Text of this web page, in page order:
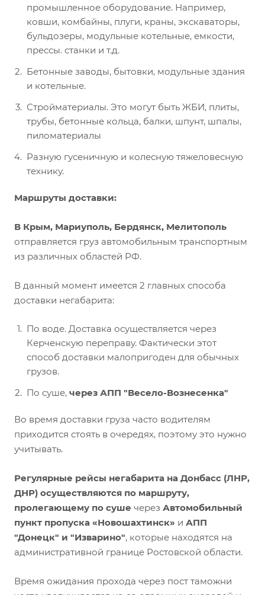
промышленное оборудование. Например,
ковши, комбайны, плуги, краны, экскаваторы,
бульдозеры, модульные котельные, емкости,
прессы. станки и т.д.
Бетонные заводы, бытовки, модульные здания
и котельные.
Стройматериалы. Это могут быть ЖБИ, плиты,
трубы, бетонные кольца, балки, шпунт, шпалы,
пиломатериалы
Разную гусеничную и колесную тяжеловесную
технику.
Маршруты доставки:
В Крым, Мариуполь, Бердянск, Мелитополь
отправляется груз автомобильным транспортным
из различных областей РФ.
В данный момент имеется 2 главных способа
доставки негабарита:
По воде. Доставка осуществляется через
Керченскую переправу. Фактически этот
способ доставки малопригоден для обычных
грузов.
По суше, через АПП "Весело-Вознесенка"
Во время доставки груза часто водителям
приходится стоять в очередях, поэтому это нужно
учитывать.
Регулярные рейсы негабарита на Донбасс (ЛНР,
ДНР) осуществляются по маршруту,
пролегающему по суше через Автомобильный
пункт пропуска «Новошахтинск» и АПП
"Донецк" и "Изварино", которые находятся на
административной границе Ростовской области.
Время ожидания прохода через пост таможни